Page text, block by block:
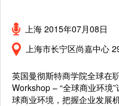
上海 2015年07月08日
上海市长宁区尚嘉中心
英国曼彻斯特商学院全球在
Workshop – “全球商业环境
球商业环境，把握企业发展